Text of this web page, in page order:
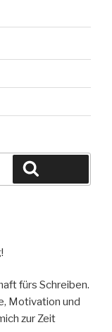
fürs Schreiben.
Motivation und
zur Zeit